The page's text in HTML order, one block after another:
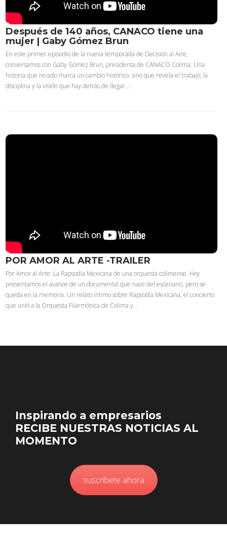
Después de 140 años, CANACO tiene una
mujer | Gaby Gómez Brun
En este primer episodio de la nueva temporada de Decisión al Aire,
conversamos con Gaby Gómez Brun, presidenta de CANACO Colima. Una
historia que no solo marca un cambio histórico, sino que revela el trabajo, la
disciplina y la visión que hay detrás de llegar…
POR AMOR AL ARTE -TRAILER
Por Amor al Arte: La Rapsodia Mexicana de una orquesta colimense. Hoy
presentamos el avance de un documental que nace del escenario, pero se
queda en la memoria. Un relato íntimo sobre Rapsodia Mexicana, el concierto
que unió a la Orquesta Filarmónica de Colima y…
Inspirando a empresarios
RECIBE NUESTRAS NOTICIAS AL
MOMENTO
suscríbete ahora